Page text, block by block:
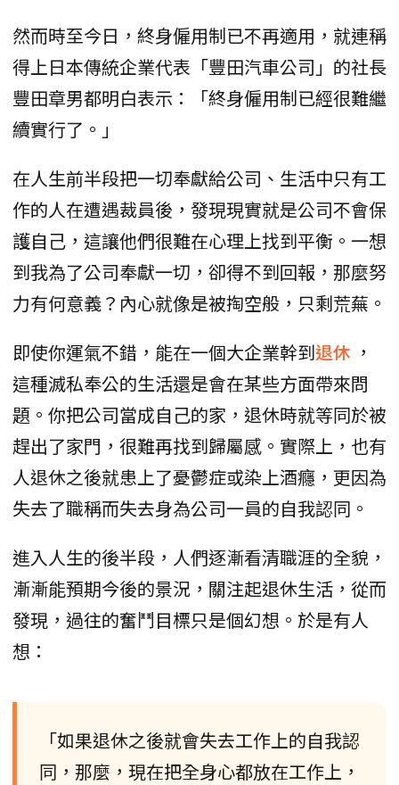
然而時至今日，終身僱用制已不再適用，就連稱
得上日本傳統企業代表「豐田汽車公司」的社長
豐田章男都明白表示：「終身僱用制已經很難繼
續實行了。」
在人生前半段把一切奉獻給公司、生活中只有工
作的人在遭遇裁員後，發現現實就是公司不會保
護自己，這讓他們很難在心理上找到平衡。一想
到我為了公司奉獻一切，卻得不到回報，那麼努
力有何意義？內心就像是被掏空般，只剩荒蕪。
即使你運氣不錯，能在一個大企業幹到退休 ，
這種滅私奉公的生活還是會在某些方面帶來問
題。你把公司當成自己的家，退休時就等同於被
趕出了家門，很難再找到歸屬感。實際上，也有
人退休之後就患上了憂鬱症或染上酒癮，更因為
失去了職稱而失去身為公司一員的自我認同。
進入人生的後半段，人們逐漸看清職涯的全貌，
漸漸能預期今後的景況，關注起退休生活，從而
發現，過往的奮鬥目標只是個幻想。於是有人
想：
「如果退休之後就會失去工作上的自我認
同，那麼，現在把全身心都放在工作上，